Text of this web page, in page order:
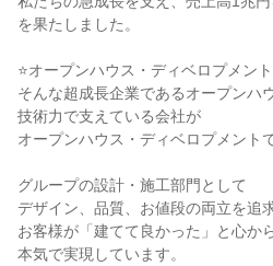
を果たしました。
⭐オープンハウス・ディベロプメン
そんな超成長企業であるオープンハ
技術力で支えている会社が
オープンハウス・ディベロプメントで
グループの設計・施工部門として
デザイン、品質、お値段の両立を追
お客様が「建てて良かった」と心か
本気で実現しています。